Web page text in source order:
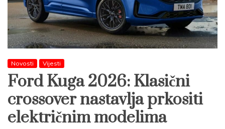
Novosti Vijesti
Ford Kuga 2026: Klasični
crossover nastavlja prkositi
električnim modelima